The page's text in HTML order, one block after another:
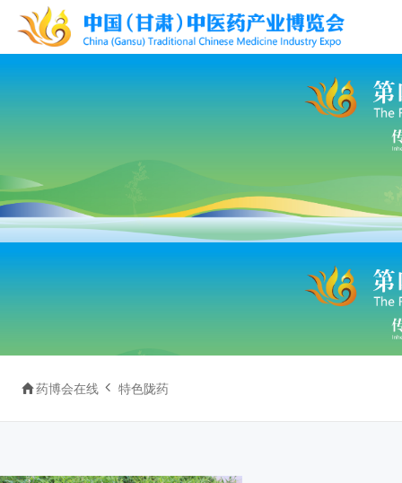
药博会在线  特色陇药